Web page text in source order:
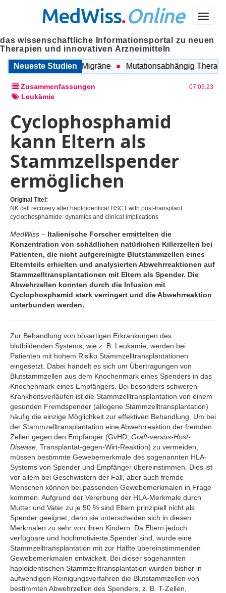
Menü
MedWiss.Online
das wissenschaftliche Informationsportal zu neuen
Therapien und innovativen Arzneimitteln
Neueste Studien
COPD und Migräne Mutationsabhängig Therapie
Zusammenfassungen 07.03.23
Leukämie
Cyclophosphamid
kann Eltern als
Stammzellspender
ermöglichen
Original Titel:
NK cell recovery after haploidentical HSCT with post-transplant
cyclophosphamide: dynamics and clinical implications
MedWiss – Italienische Forscher ermittelten die
Konzentration von schädlichen natürlichen Killerzellen bei
Patienten, die nicht aufgereinigte Blutstammzellen eines
Elternteils erhielten und analysierten Abwehrreaktionen auf
Stammzelltransplantationen mit Eltern als Spender. Die
Abwehrzellen konnten durch die Infusion mit
Cyclophosphamid stark verringert und die Abwehrreaktion
unterbunden werden.
Zur Behandlung von bösartigen Erkrankungen des
blutbildenden Systems, wie z. B. Leukämie, werden bei
Patienten mit hohem Risiko Stammzelltransplantationen
eingesetzt. Dabei handelt es sich um Übertragungen von
Blutstammzellen aus dem Knochenmark eines Spenders in das
Knochenmark eines Empfängers. Bei besonders schweren
Krankheitsverläufen ist die Stammzelltransplantation von einem
gesunden Fremdspender (allogene Stammzelltransplantation)
häufig die einzige Möglichkeit zur effektiven Behandlung. Um bei
der Stammzelltransplantation eine Abwehrreaktion der fremden
Zellen gegen den Empfänger (GvHD, Graft-versus-Host-
Disease , Transplantat-gegen-Wirt-Reaktion) zu vermeiden,
müssen bestimmte Gewebemerkmale des sogenannten HLA-
Systems von Spender und Empfänger übereinstimmen. Dies ist
vor allem bei Geschwistern der Fall, aber auch fremde
Menschen können bei passenden Gewebemerkmalen in Frage
kommen. Aufgrund der Vererbung der HLA-Merkmale durch
Mutter und Vater zu je 50 % sind Eltern prinzipiell nicht als
Spender geeignet, denn sie unterscheiden sich in diesen
Merkmalen zu sehr von ihren Kindern. Da Eltern jedoch
verfügbare und hochmotivierte Spender sind, wurde eine
Stammzelltransplantation mit zur Hälfte übereinstimmenden
Gewebemerkmalen entwickelt. Bei dieser sogenannten
haploidentischen Stammzelltransplantation wurden bisher in
aufwendigen Reinigungsverfahren die Blutstammzellen von
bestimmten Abwehrzellen des Spenders, z. B. T-Zellen,